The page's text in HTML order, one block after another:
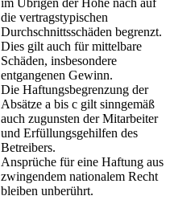
im Übrigen der Höhe nach auf
die vertragstypischen
Durchschnittsschäden begrenzt.
Dies gilt auch für mittelbare
Schäden, insbesondere
entgangenen Gewinn.
Die Haftungsbegrenzung der
Absätze a bis c gilt sinngemäß
auch zugunsten der Mitarbeiter
und Erfüllungsgehilfen des
Betreibers.
Ansprüche für eine Haftung aus
zwingendem nationalem Recht
bleiben unberührt.